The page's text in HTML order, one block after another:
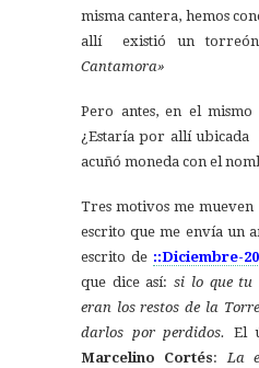
misma cantera, hemos
allí existió un torreón
Cantamora»
Pero antes, en el
¿Estaría por allí ubicada
acuñó moneda con el
Tres motivos me mueven
escrito que me envía un
escrito de ::Diciembre-
que dice así:si lo que tu
eran los restos de la
darlos por perdidos.
El
Marcelino Cortés: La